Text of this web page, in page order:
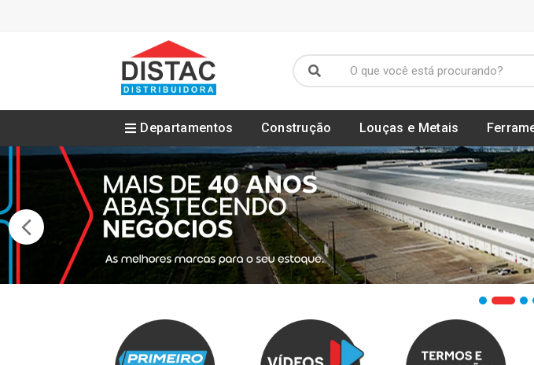
Departamentos Construção Louças e Metais